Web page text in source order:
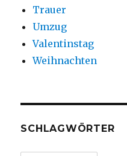
Trauer
Umzug
Valentinstag
Weihnachten
SCHLAGWÖRTER